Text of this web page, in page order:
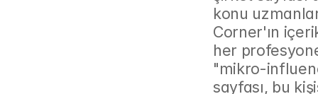
konu
Corner'ın
her
"mikro-
sayfası, bu